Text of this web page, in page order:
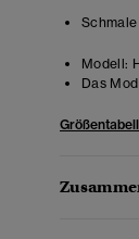
Modell:
Das